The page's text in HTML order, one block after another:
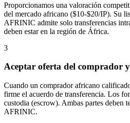
Proporcionamos una valoración
del mercado africano ($10-$20/IP). Su
AFRINIC admite solo transferencias
deben estar en la región de África.
3
Aceptar oferta del comprador
Cuando un comprador africano
firme el acuerdo de transferencia. Los
custodia (escrow). Ambas partes deben
AFRINIC.